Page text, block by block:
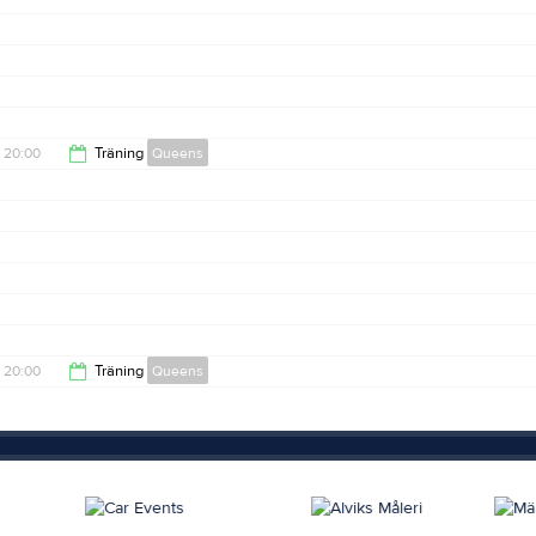
20:00 Träning Queens
20:00 Träning Queens
21:15